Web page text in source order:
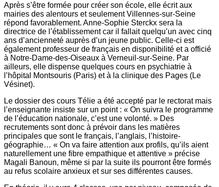
Après s’être formée pour créer son école, elle écrit aux
mairies des alentours et seulement Villennes-sur-Seine
répond favorablement. Anne-Sophie Sterckx sera la
directrice de l’établissement car il fallait quelqu’un avec cinq
ans d’ancienneté auprès d’un jeune public. Celle-ci est
également professeur de français en disponibilité et a officié
à Notre-Dame-des-Oiseaux à Verneuil-sur-Seine. Par
ailleurs, elle dispense quelques cours en psychiatrie à
l’hôpital Montsouris (Paris) et à la clinique des Pages (Le
Vésinet).
Le dossier des cours Télie a été accepté par le rectorat mais
l’enseignante insiste sur un point : « On suivra le programme
de l’éducation nationale, c’est une volonté. » Des
recrutements sont donc à prévoir dans les matières
principales que sont le français, l’anglais, l’histoire-
géographie… « On va faire attention aux profils, qu’ils aient
naturellement une fibre empathique et attentive » précise
Magali Banoun, même si par la suite ils pourront être formés
au refus scolaire ­anxieux et sur ses différentes causes.